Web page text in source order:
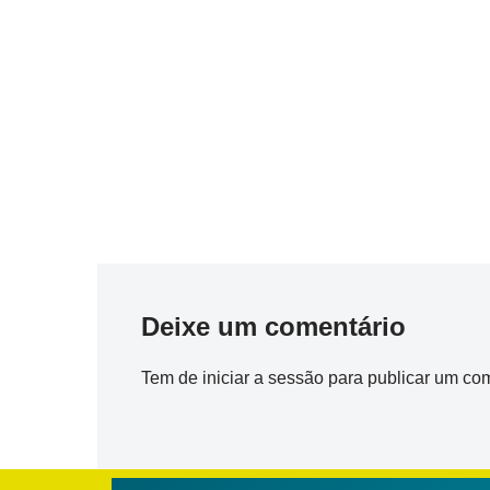
Deixe um comentário
Tem de iniciar a sessão para publicar um